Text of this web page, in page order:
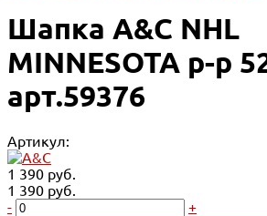
Шапка A&C NHL
MINNESOTA p-p
арт.59376
Артикул:
1 390 руб.
1 390 руб.
-
+